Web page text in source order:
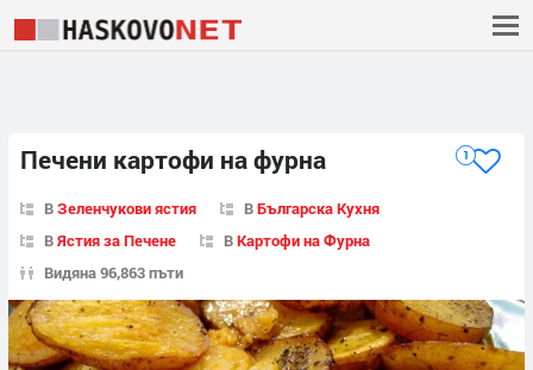
Печени картофи на фурна 1
ВЗеленчукови ястия ВБългарска Кухня
ВЯстия за Печене ВКартофи на Фурна
Видяна 96,863 пъти